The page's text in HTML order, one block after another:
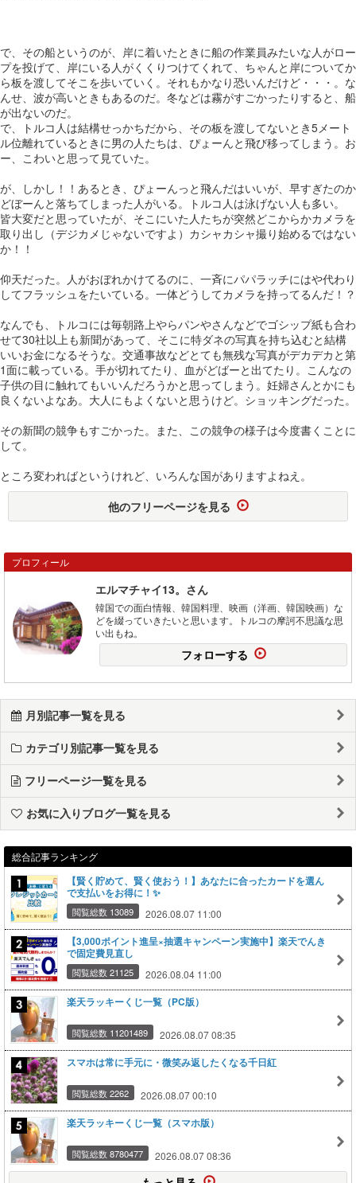
で、その船というのが、岸に着いたときに船の作業員みたいな人がロー
プを投げて、岸にいる人がくくりつけてくれて、ちゃんと岸についてか
ら板を渡してそこを歩いていく。それもかなり恐いんだけど・・・。な
んせ、波が高いときもあるのだ。冬などは霧がすごかったりすると、船
が出ないのだ。
で、トルコ人は結構せっかちだから、その板を渡してないとき5メート
ル位離れているときに男の人たちは、ぴょーんと飛び移ってしまう。お
ー、こわいと思って見ていた。
が、しかし！！あるとき、ぴょーんっと飛んだはいいが、早すぎたのか
どぼーんと落ちてしまった人がいる。トルコ人は泳げない人も多い。
皆大変だと思っていたが、そこにいた人たちが突然どこからかカメラを
取り出し（デジカメじゃないですよ）カシャカシャ撮り始めるではない
か！！
仰天だった。人がおぼれかけてるのに、一斉にパパラッチにはや代わり
してフラッシュをたいている。一体どうしてカメラを持ってるんだ！？
なんでも、トルコには毎朝路上やらパンやさんなどでゴシップ紙も合わ
せて30社以上も新聞があって、そこに特ダネの写真を持ち込むと結構
いいお金になるそうな。交通事故などとても無残な写真がデカデカと第
1面に載っている。手が切れてたり、血がどばーと出てたり。こんなの
子供の目に触れてもいいんだろうかと思ってしまう。妊婦さんとかにも
良くないよなあ。大人にもよくないと思うけど。ショッキングだった。
その新聞の競争もすごかった。また、この競争の様子は今度書くことに
して。
ところ変わればというけれど、いろんな国がありますよねえ。
他のフリーページを見る
プロフィール
エルマチャイ13。さん
韓国での面白情報、韓国料理、映画（洋画、韓国映画）な
どを綴っていきたいと思います。トルコの摩訶不思議な思
い出もね。
フォローする
月別記事一覧を見る
カテゴリ別記事一覧を見る
フリーページ一覧を見る
お気に入りブログ一覧を見る
総合記事ランキング
【賢く貯めて、賢く使おう！】あなたに合ったカードを選ん
で支払いをお得に！✨
閲覧総数 13089 2026.08.07 11:00
【3,000ポイント進呈×抽選キャンペーン実施中】楽天でんき
で固定費見直し
閲覧総数 21125 2026.08.04 11:00
楽天ラッキーくじ一覧（PC版）
閲覧総数 11201489 2026.08.07 08:35
スマホは常に手元に・微笑み返したくなる千日紅
閲覧総数 2262 2026.08.07 00:10
楽天ラッキーくじ一覧（スマホ版）
閲覧総数 8780477 2026.08.07 08:36